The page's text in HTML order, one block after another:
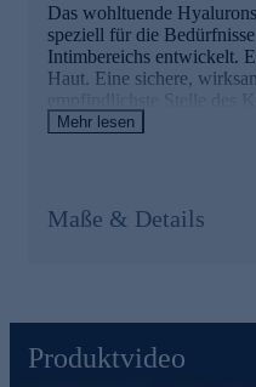
Das wohltuende
speziell für die
Intimbereichs entwickelt.
Haut. Eine sichere,
empfindlichste Stelle des
hautneutral, parfümfrei
So wirkt das
- Ideal für die tägliche
Veränderungen (z. B.
- Speziell für die
Mehr lesen
Maße & Details
Produktvideo